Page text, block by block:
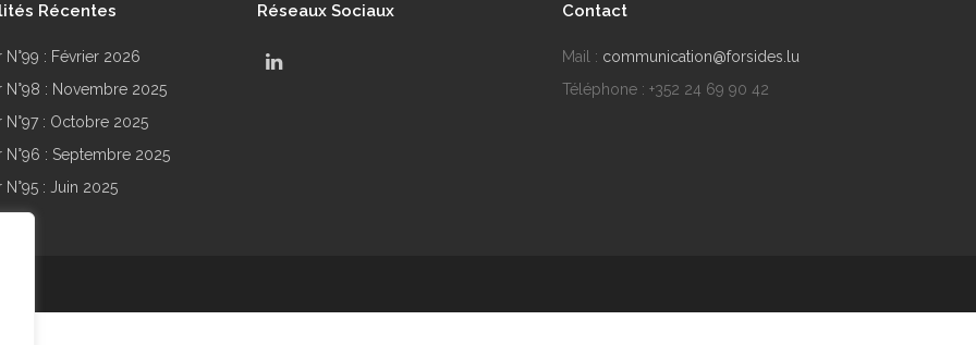
Récentes
N°99 : Février 2026
N°98 : Novembre 2025
N°97 : Octobre 2025
N°96 : Septembre 2025
N°95 : Juin 2025
Réseaux Sociaux Contact
Mail : communication@forsides.lu
Téléphone : +352 24 69 90 42